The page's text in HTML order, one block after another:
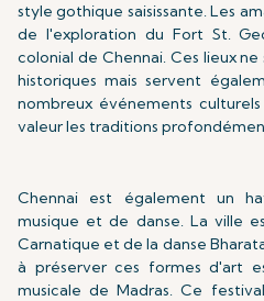
style gothique saisissante. Les
de l'exploration du Fort St.
colonial de Chennai. Ces lieux
historiques mais servent
nombreux événements
valeur les traditions
Chennai est également un
musique et de danse. La ville
Carnatique et de la danse
à préserver ces formes d'art
musicale de Madras. Ce